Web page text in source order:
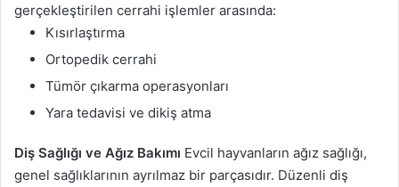
gerçekleştirilen cerrahi işlemler arasında:
Kısırlaştırma
Ortopedik cerrahi
Tümör çıkarma operasyonları
Yara tedavisi ve dikiş atma
Diş Sağlığı ve Ağız Bakımı Evcil hayvanların ağız sağlığı,
genel sağlıklarının ayrılmaz bir parçasıdır. Düzenli diş